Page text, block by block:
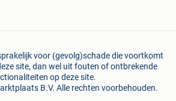
voor (gevolg)schade die voortkomt
site, dan wel uit fouten of ontbrekende
op deze site.
B.V. Alle rechten voorbehouden.